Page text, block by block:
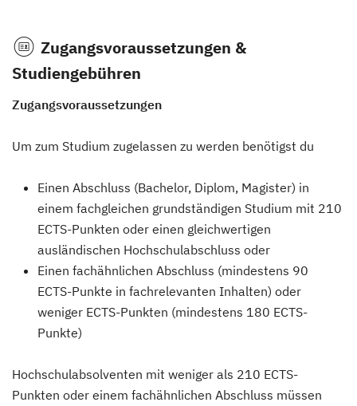
Zugangsvoraussetzungen &
Studiengebühren
Zugangsvoraussetzungen
Um zum Studium zugelassen zu werden benötigst du
Einen Abschluss (Bachelor, Diplom, Magister) in
einem fachgleichen grundständigen Studium mit 210
ECTS-Punkten oder einen gleichwertigen
ausländischen Hochschulabschluss oder
Einen fachähnlichen Abschluss (mindestens 90
ECTS-Punkte in fachrelevanten Inhalten) oder
weniger ECTS-Punkten (mindestens 180 ECTS-
Punkte)
Hochschulabsolventen mit weniger als 210 ECTS-
Punkten oder einem fachähnlichen Abschluss müssen